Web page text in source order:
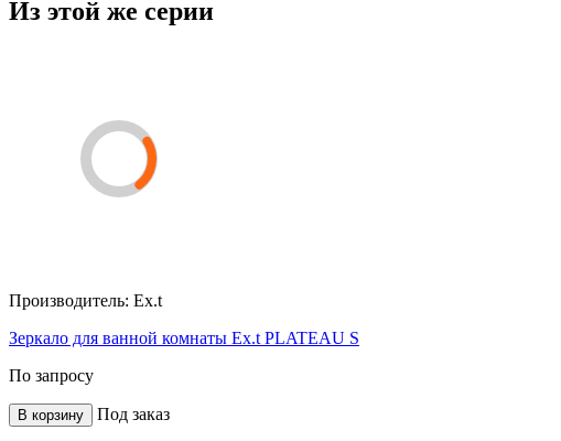
Из этой же серии
Производитель: Ex.t
Зеркало для ванной комнаты Ex.t PLATEAU S
По запросу
В корзину Под заказ